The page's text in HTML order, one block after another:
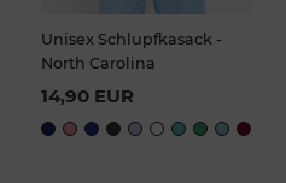
Unisex Schlupfkasack -
North Carolina
14,90 EUR